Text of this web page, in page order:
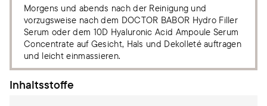
Morgens und abends nach der Reinigung und
vorzugsweise nach dem DOCTOR BABOR Hydro Filler
Serum oder dem 10D Hyaluronic Acid Ampoule Serum
Concentrate auf Gesicht, Hals und Dekolleté auftragen
und leicht einmassieren.
Inhaltsstoffe